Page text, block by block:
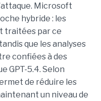
Microsoft
hybride : les
traitées par ce
que les analyses
confiées à des
GPT-5.4. Selon
de réduire les
un niveau de